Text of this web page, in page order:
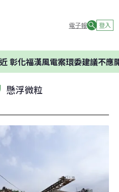
電子報 登入
風電案環委建議不應開發
懸浮微粒